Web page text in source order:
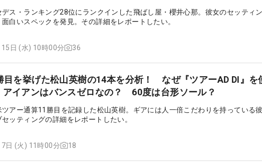
デス・ランキング28位にランクインした飛ばし屋・櫻井心那。彼女のセッティ
白いスペックを発見。その詳細をレポートしたい。
日 (水) 10時00分
36
目を挙げた松山英樹の14本を分析！ なぜ『ツアーAD DI』を
イアンはバンスゼロなの？ 60度は台形ソール？
ツアー通算11勝目を記録した松山英樹。ギアには人一倍こだわりを持っている
ッティングの詳細をレポートしたい。
日 (火) 11時00分
18